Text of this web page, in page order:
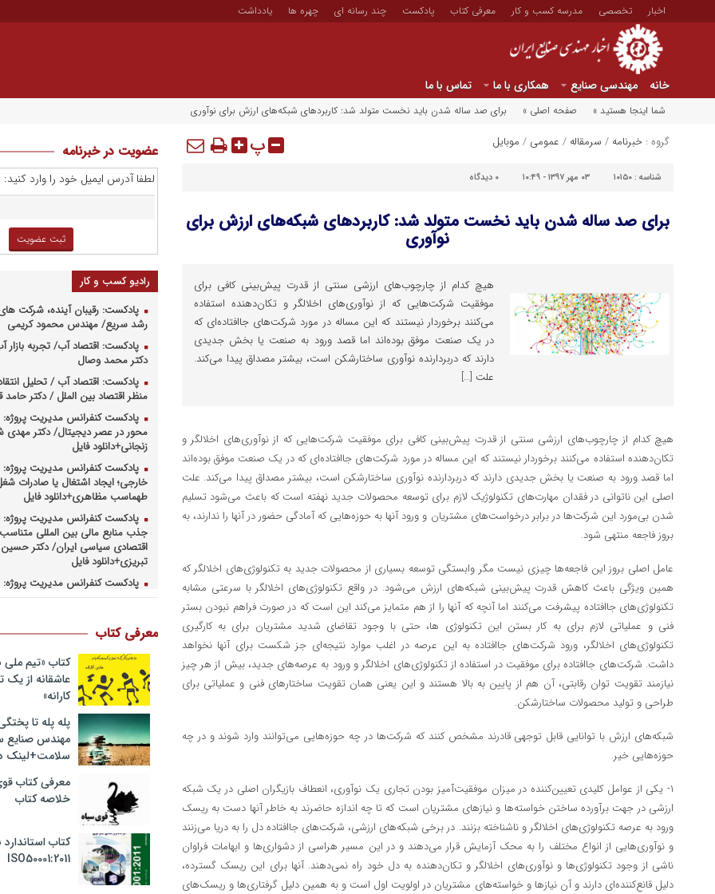
اخبار تخصصی مدرسه کسب و کار معرفی کتاب پادکست چند رسانه ای چهره ها یادداشت
خانه مهندسی صنایع همکاری با ما تماس با ما
شما اینجا هستید » صفحه اصلی » برای صد ساله شدن باید نخست متولد شد: کاربردهای شبکه‌های ارزش برای نوآوری
گروه : خبرنامه / سرمقاله / عمومی / موبایل پ
شناسه : ۱۰۱۵۰ ۰۳ مهر ۱۳۹۷ - ۱۰:۴۹ ۰ دیدگاه
برای صد ساله شدن باید نخست متولد شد: کاربردهای شبکه‌های ارزش برای
نوآوری
هیچ کدام از چارچوب‌های ارزشی سنتی از قدرت پیش‌بینی کافی برای
موفقیت شرکت‌هایی که از نوآوری‌های اخلالگر و تکان‌دهنده استفاده
می‌کنند برخوردار نیستند که این مساله در مورد شرکت‌های جاافتاده‌ای که
در یک صنعت موفق بوده‌اند اما قصد ورود به صنعت یا بخش جدیدی
دارند که دربردارنده نوآوری ساختارشکن است، بیشتر مصداق پیدا می‌کند.
علت […]
هیچ کدام از چارچوب‌های ارزشی سنتی از قدرت پیش‌بینی کافی برای موفقیت شرکت‌هایی که از نوآوری‌های اخلالگر و
تکان‌دهنده استفاده می‌کنند برخوردار نیستند که این مساله در مورد شرکت‌های جاافتاده‌ای که در یک صنعت موفق بوده‌اند
اما قصد ورود به صنعت یا بخش جدیدی دارند که دربردارنده نوآوری ساختارشکن است، بیشتر مصداق پیدا می‌کند. علت
اصلی این ناتوانی در فقدان مهارت‌های تکنولوژیک لازم برای توسعه محصولات جدید نهفته است که باعث می‌شود تسلیم
شدن بی‌مورد این شرکت‌ها در برابر درخواست‌های مشتریان و ورود آنها به حوزه‌هایی که آمادگی حضور در آنها را ندارند، به
بروز فاجعه منتهی شود.
عامل اصلی بروز این فاجعه‌ها چیزی نیست مگر وابستگی توسعه بسیاری از محصولات جدید به تکنولوژی‌های اخلالگر که
همین ویژگی باعث کاهش قدرت پیش‌بینی شبکه‌های ارزش می‌شود. در واقع تکنولوژی‌های اخلالگر با سرعتی مشابه
تکنولوژی‌های جاافتاده پیشرفت می‌کنند اما آنچه که آنها را از هم متمایز می‌کند این است که در صورت فراهم نبودن بستر
فنی و عملیاتی لازم برای به کار بستن این تکنولوژی ها، حتی با وجود تقاضای شدید مشتریان برای به کارگیری
تکنولوژی‌های اخلالگر، ورود شرکت‌های جاافتاده به این عرصه در اغلب موارد نتیجه‌ای جز شکست برای آنها نخواهد
داشت. شرکت‌های جاافتاده برای موفقیت در استفاده از تکنولوژی‌های اخلالگر و ورود به عرصه‌های جدید، بیش از هر چیز
نیازمند تقویت توان رقابتی، آن هم از پایین به بالا هستند و این یعنی همان تقویت ساختارهای فنی و عملیاتی برای
طراحی و تولید محصولات ساختارشکن.
شبکه‌های ارزش با توانایی قابل توجهی قادرند مشخص کنند که شرکت‌ها در چه حوزه‌هایی می‌توانند وارد شوند و در چه
حوزه‌هایی خیر.
۱- یکی از عوامل کلیدی تعیین‌کننده در میزان موفقیت‌آمیز بودن تجاری یک نوآوری، انعطاف بازیگران اصلی در یک شبکه
ارزشی در جهت برآورده ساختن خواسته‌ها و نیازهای مشتریان است که تا چه اندازه حاضرند به خاطر آنها دست به ریسک
ورود به عرصه تکنولوژی‌های اخلالگر و ناشناخته بزنند. در برخی شبکه‌های ارزشی، شرکت‌های جاافتاده دل را به دریا می‌زنند
و نوآوری‌هایی از انواع مختلف را به محک آزمایش قرار می‌دهند و در این مسیر هراسی از دشواری‌ها و ابهامات فراوان
ناشی از وجود تکنولوژی‌ها و نوآوری‌های اخلالگر و تکان‌دهنده به دل خود راه نمی‌دهند. آنها برای این ریسک گسترده،
دلیل قانع‌کننده‌ای دارند و آن نیازها و خواسته‌های مشتریان در اولویت اول است و به همین دلیل گرفتاری‌ها و ریسک‌های
عضویت در خبرنامه
لطفا آدرس ایمیل خود را وارد کنید:
رادیو کسب و کار
پادکست: رقیبان آینده، شرکت
رشد سریع/ مهندس محمود کریمی
پادکست: اقتصاد آب/ تجربه بازار
دکتر محمد وصال
پادکست: اقتصاد آب / تحلیل
منظر اقتصاد بین الملل / دکتر
پادکست کنفرانس مدیریت پروژه:
محور در عصر دیجیتال/ دکتر مهدی
زنجانی+دانلود فایل
پادکست کنفرانس مدیریت پروژه:
خارجی؛ ایجاد اشتغال یا صادرات
طهماسب مظاهری+دانلود فایل
پادکست کنفرانس مدیریت پروژه:
جذب منابع مالی بین المللی
اقتصادی سیاسی ایران/ دکتر
تبریزی+دانلود فایل
پادکست کنفرانس مدیریت پروژه:
فایل
وزارت نفت در ارتقای مدیریت
صنعت نفت/ مهندس حبیب الله
پادکست کنفرانس مدیریت پروژه:
کسب و کارهای پروژه محور/ دکتر
صبحیه+دانلود فایل
پادکست کنفرانس مدیریت:
ارشد برای ارتقای شایستگیهای کلیدی
استراتژی/ دکتر محمد ابویی
صوتی
پادکست کنفرانس مدیریت: چگونه
خلاق تری بسازیم/ دکتر کیوان
صوتی
پادکست کنفرانس مدیریت: کاربرد
در تدوین سیستمهای جبران خدمات،
معرفی کتاب
کتاب «تیم ملی
عاشقانه از
کارانه»
پله پله تا
مهندس
سلامت+لینک
معرفی کتاب
خلاصه کتاب
کتاب
ISO50001:2011